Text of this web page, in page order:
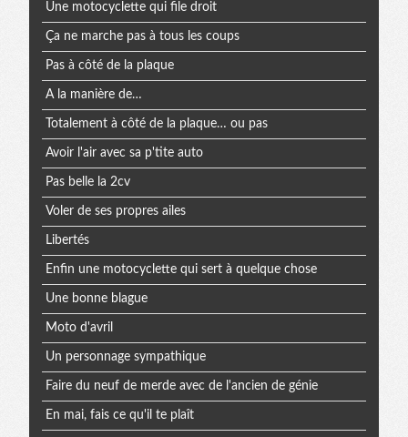
Une motocyclette qui file droit
Ça ne marche pas à tous les coups
Pas à côté de la plaque
A la manière de…
Totalement à côté de la plaque… ou pas
Avoir l'air avec sa p'tite auto
Pas belle la 2cv
Voler de ses propres ailes
Libertés
Enfin une motocyclette qui sert à quelque chose
Une bonne blague
Moto d'avril
Un personnage sympathique
Faire du neuf de merde avec de l'ancien de génie
En mai, fais ce qu'il te plaît